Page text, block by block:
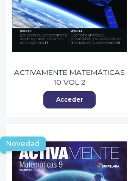
ACTIVAMENTE MATEMÁTICAS
10 VOL 2
Acceder
Novedad